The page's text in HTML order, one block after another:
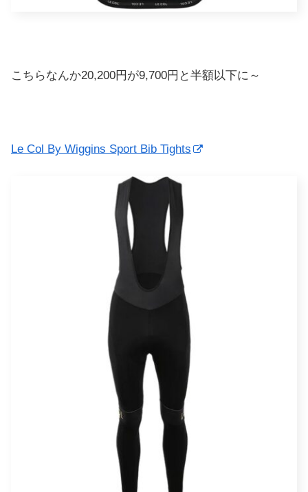
こちらなんか20,200円が9,700円と半額以下に～
Le Col By Wiggins Sport Bib Tights